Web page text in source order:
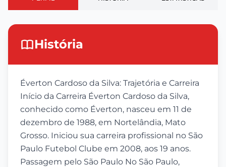
História
Éverton Cardoso da Silva: Trajetória e Carreira
Início da Carreira Éverton Cardoso da Silva,
conhecido como Éverton, nasceu em 11 de
dezembro de 1988, em Nortelândia, Mato
Grosso. Iniciou sua carreira profissional no São
Paulo Futebol Clube em 2008, aos 19 anos.
Passagem pelo São Paulo No São Paulo,